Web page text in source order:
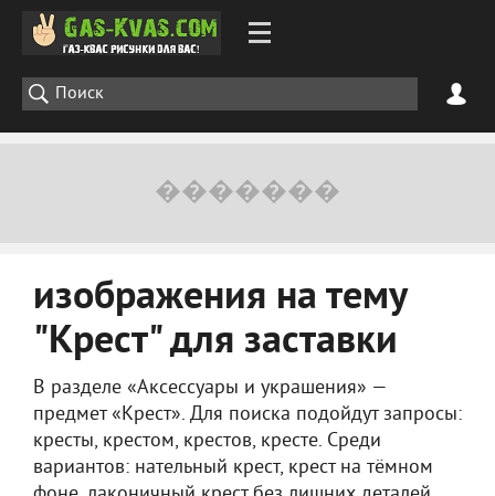
изображения на тему
"Крест" для заставки
В разделе «Аксессуары и украшения» —
предмет «Крест». Для поиска подойдут запросы:
кресты, крестом, крестов, кресте. Среди
вариантов: нательный крест, крест на тёмном